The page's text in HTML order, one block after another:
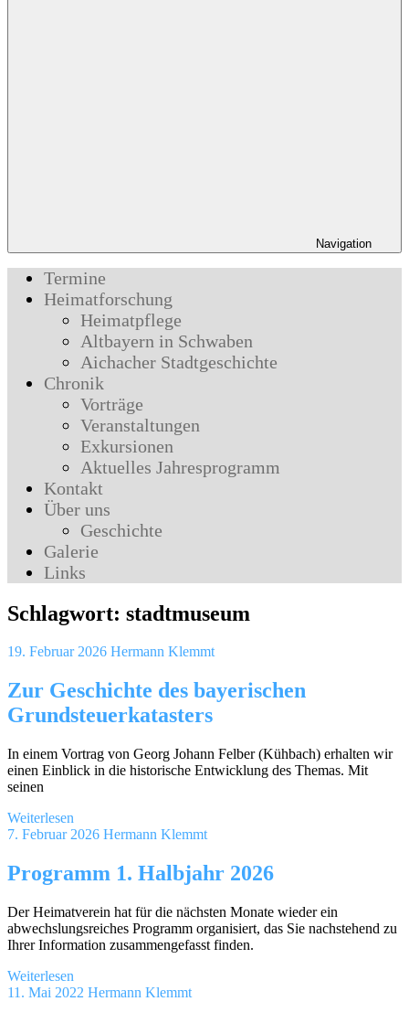
Navigation
Termine
Heimatforschung
Heimatpflege
Altbayern in Schwaben
Aichacher Stadtgeschichte
Chronik
Vorträge
Veranstaltungen
Exkursionen
Aktuelles Jahresprogramm
Kontakt
Über uns
Geschichte
Galerie
Links
Schlagwort: stadtmuseum
19. Februar 2026 Hermann Klemmt
Zur Geschichte des bayerischen
Grundsteuerkatasters
In einem Vortrag von Georg Johann Felber (Kühbach) erhalten wir
einen Einblick in die historische Entwicklung des Themas. Mit
seinen
Weiterlesen
7. Februar 2026 Hermann Klemmt
Programm 1. Halbjahr 2026
Der Heimatverein hat für die nächsten Monate wieder ein
abwechslungsreiches Programm organisiert, das Sie nachstehend zu
Ihrer Information zusammengefasst finden.
Weiterlesen
11. Mai 2022 Hermann Klemmt